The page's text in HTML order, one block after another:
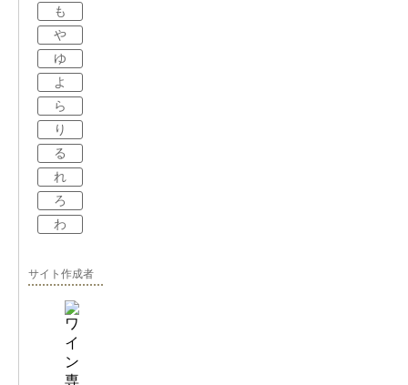
も
や
ゆ
よ
ら
り
る
れ
ろ
わ
サイト作成者